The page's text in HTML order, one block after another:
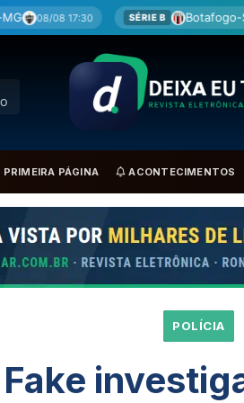
SÉRIE B Botafogo-SPxAmérica-MG 08/
PRIMEIRA PÁGINA ACONTECIMENTOS
POLÍCIA